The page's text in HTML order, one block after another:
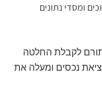
ומסדי נתונים
לקבלת החלטה
נכסים ומעלה את